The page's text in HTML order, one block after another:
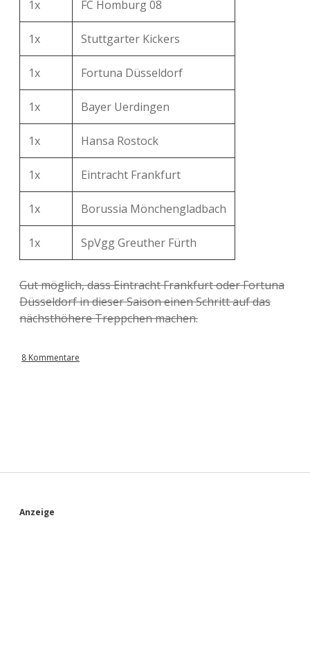
1x FC Homburg 08
1x Stuttgarter Kickers
1x Fortuna Düsseldorf
1x Bayer Uerdingen
1x Hansa Rostock
1x Eintracht Frankfurt
1x Borussia Mönchengladbach
1x SpVgg Greuther Fürth
Gut möglich, dass Eintracht Frankfurt oder Fortuna
Düsseldorf in dieser Saison einen Schritt auf das
nächsthöhere Treppchen machen.
8 Kommentare
S
Anzeige